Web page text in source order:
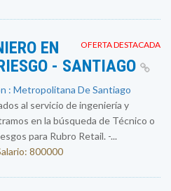
OFERTA DESTACADA
EN
- SANTIAGO
: Metropolitana De Santiago
al servicio de ingeniería y
en la búsqueda de Técnico o
para Rubro Retail. -...
800000